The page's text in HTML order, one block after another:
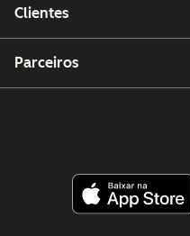
Clientes
Parceiros